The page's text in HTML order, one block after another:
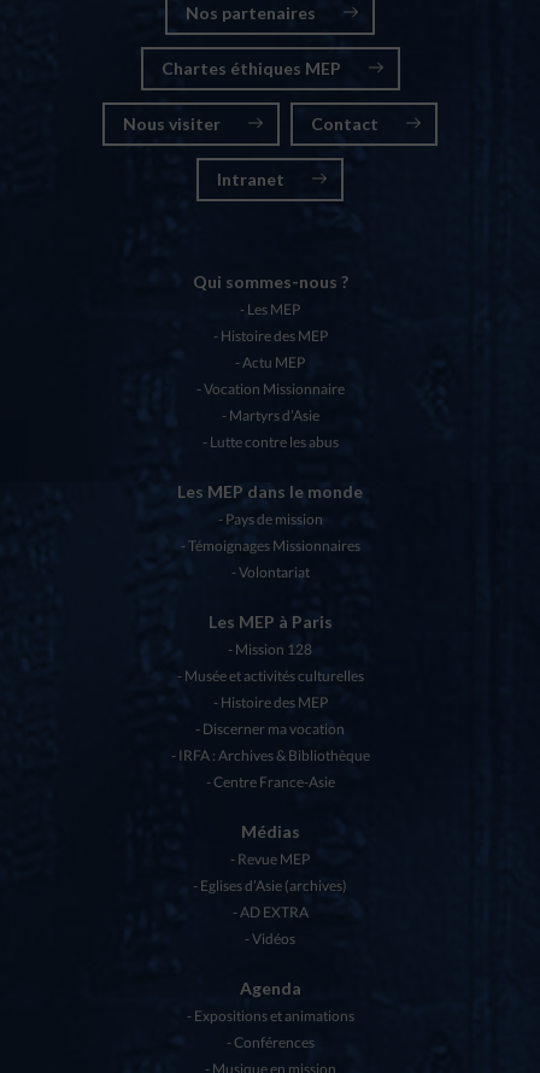
Nos partenaires
Chartes éthiques MEP
Nous visiter Contact
Intranet
Qui sommes-nous ?
Les MEP
Histoire des MEP
Actu MEP
Vocation Missionnaire
Martyrs d’Asie
Lutte contre les abus
Les MEP dans le monde
Pays de mission
Témoignages Missionnaires
Volontariat
Les MEP à Paris
Mission 128
Musée et activités culturelles
Histoire des MEP
Discerner ma vocation
IRFA : Archives & Bibliothèque
Centre France-Asie
Médias
Revue MEP
Eglises d’Asie (archives)
AD EXTRA
Vidéos
Agenda
Expositions et animations
Conférences
Musique en mission